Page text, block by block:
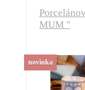
MUM "
novinka